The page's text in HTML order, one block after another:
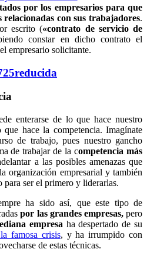
por los empresarios para que
relacionadas con sus trabajadores.
escrito («contrato de servicio de
constar en dicho contrato el
empresario solicitante.
enterarse de lo que hace nuestro
hace la competencia. Imagínate
de trabajo, pues nuestro gancho
de trabajar de la competencia más
a las posibles amenazas que
organización empresarial y también
para ser el primero y liderarlas.
ha sido así, que este tipo de
por las grandes empresas,pero
empresa ha despertado de su
famosa crisis, y ha irrumpido con
de estas técnicas.